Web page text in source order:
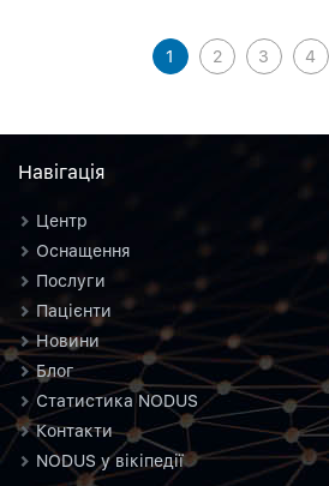
1 2 3 4
Навiгацiя
Центр
Оснащення
Послуги
Пацієнти
Новини
Блог
Статистика NODUS
Контакти
NODUS у вікіпедії